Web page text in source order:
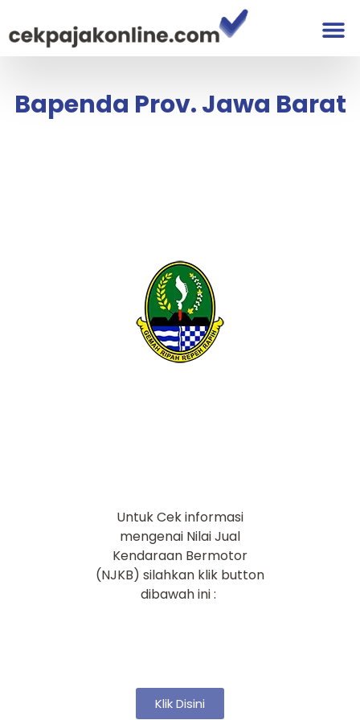
Bapenda Prov. Jawa Barat
Cek Pajak Kendaraan
Untuk Cek informasi
mengenai Nilai Jual
Kendaraan Bermotor
(NJKB) silahkan klik button
dibawah ini :
Klik Disini